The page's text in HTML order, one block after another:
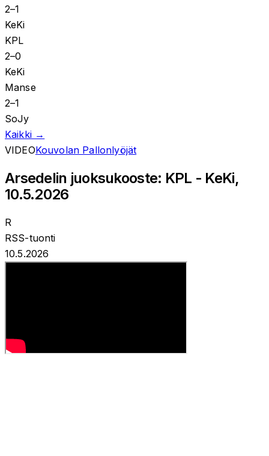
2–1
KeKi
KPL
2–0
KeKi
Manse
2–1
SoJy
Kaikki →
VIDEOKouvolan Pallonlyöjät
Arsedelin juoksukooste: KPL - KeKi,
10.5.2026
R
RSS-tuonti
10.5.2026